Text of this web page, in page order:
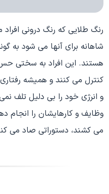
رنگ طلایی که رنگ درونی
شاهانه برای آنها می شود به
هستند. این افراد به سختی
کنترل می کنند و همیشه
و انرژی خود را بی دلیل تلف
وظایف و کارهایشان را انجام
می کشند، دستوراتی صاد می